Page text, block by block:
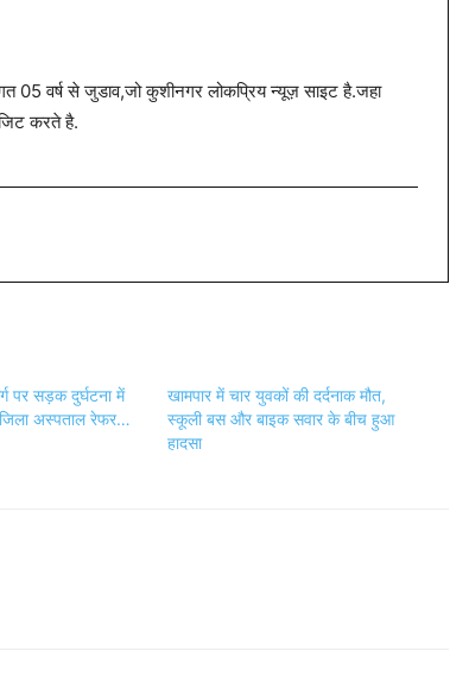
05 वर्ष से जुडाव,जो कुशीनगर लोकप्रिय न्यूज़ साइट है.जहा
करते है.
पर सड़क दुर्घटना में
जिला अस्पताल रेफर…
खामपार में चार युवकों की दर्दनाक मौत,
स्कूली बस और बाइक सवार के बीच हुआ
हादसा